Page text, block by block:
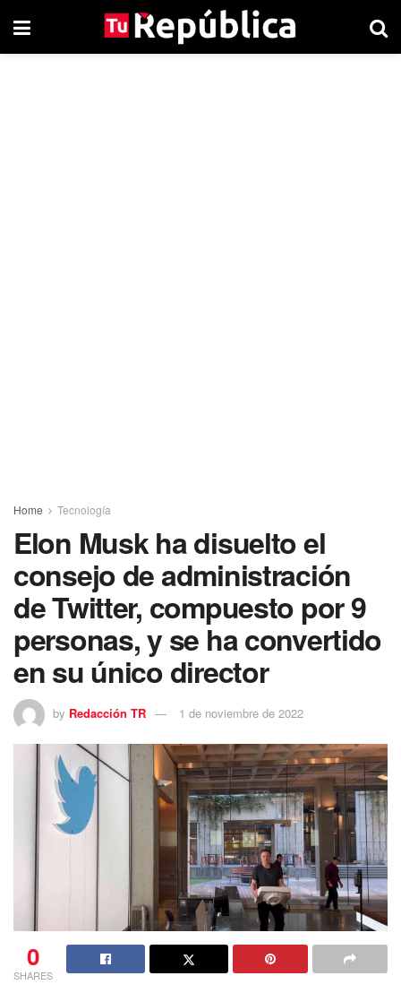
Home Tecnología
Elon Musk ha disuelto el
consejo de administración
de Twitter, compuesto por 9
personas, y se ha convertido
en su único director
by Redacción TR 1 de noviembre de 2022
0
SHARES